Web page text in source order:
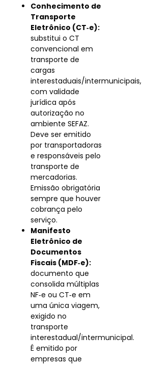
Conhecimento de
Transporte
Eletrônico (CT‑e):
substitui o CT
convencional em
transporte de
cargas
interestaduais/intermunicipais,
com validade
jurídica após
autorização no
ambiente SEFAZ.
Deve ser emitido
por transportadoras
e responsáveis pelo
transporte de
mercadorias.
Emissão obrigatória
sempre que houver
cobrança pelo
serviço.
Manifesto
Eletrônico de
Documentos
Fiscais (MDF‑e):
documento que
consolida múltiplas
NF‑e ou CT‑e em
uma única viagem,
exigido no
transporte
interestadual/intermunicipal.
É emitido por
empresas que